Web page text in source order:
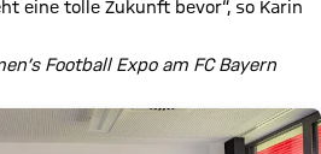
eine tolle Zukunft bevor“, so Karin
Football Expo am FC Bayern